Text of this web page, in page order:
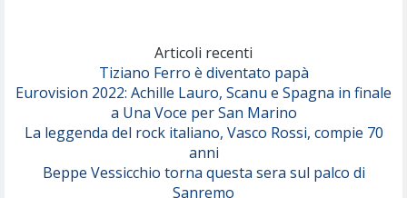
Serenamente
Articoli recenti
Tiziano Ferro è diventato papà
Eurovision 2022: Achille Lauro, Scanu e Spagna in finale
a Una Voce per San Marino
La leggenda del rock italiano, Vasco Rossi, compie 70
anni
Beppe Vessicchio torna questa sera sul palco di
Sanremo